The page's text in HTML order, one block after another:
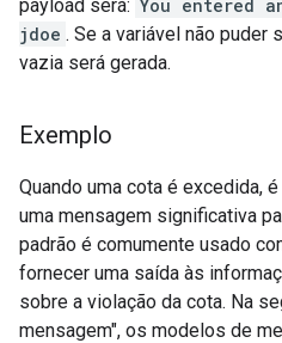
payload será: You entered
jdoe . Se a variável não puder
vazia será gerada.
Exemplo
Quando uma cota é excedida,
uma mensagem significativa
padrão é comumente usado
fornecer uma saída às
sobre a violação da cota. Na
mensagem", os modelos de